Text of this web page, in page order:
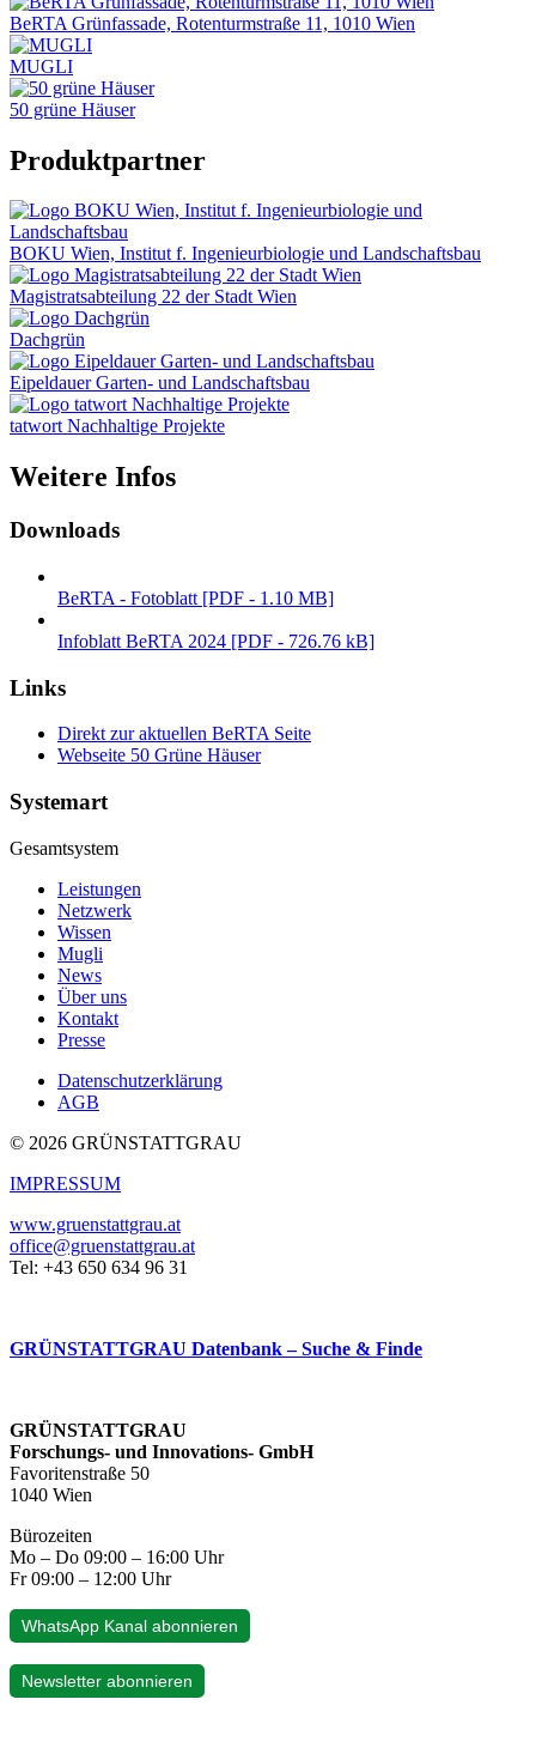
BeRTA Grünfassade, Rotenturmstraße 11, 1010 Wien
MUGLI
50 grüne Häuser
Produktpartner
BOKU Wien, Institut f. Ingenieurbiologie und Landschaftsbau
Magistratsabteilung 22 der Stadt Wien
Dachgrün
Eipeldauer Garten- und Landschaftsbau
tatwort Nachhaltige Projekte
Weitere Infos
Downloads
BeRTA - Fotoblatt [PDF - 1.10 MB]
Infoblatt BeRTA 2024 [PDF - 726.76 kB]
Links
Direkt zur aktuellen BeRTA Seite
Webseite 50 Grüne Häuser
Systemart
Gesamtsystem
Leistungen
Netzwerk
Wissen
Mugli
News
Über uns
Kontakt
Presse
Datenschutzerklärung
AGB
© 2026 GRÜNSTATTGRAU
IMPRESSUM
www.gruenstattgrau.at
office@gruenstattgrau.at
Tel: +43 650 634 96 31
GRÜNSTATTGRAU Datenbank – Suche & Finde
GRÜNSTATTGRAU
Forschungs- und Innovations- GmbH
Favoritenstraße 50
1040 Wien
Bürozeiten
Mo – Do 09:00 – 16:00 Uhr
Fr 09:00 – 12:00 Uhr
WhatsApp Kanal abonnieren
Newsletter abonnieren